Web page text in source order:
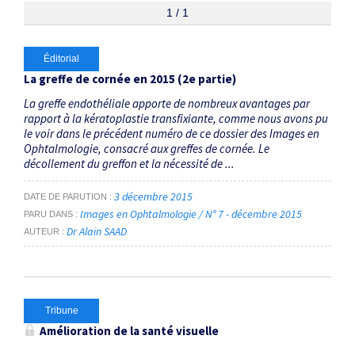
1 / 1
Éditorial
La greffe de cornée en 2015 (2e partie)
La greffe endothéliale apporte de nombreux avantages par
rapport à la kératoplastie transfixiante, comme nous avons pu
le voir dans le précédent numéro de ce dossier des Images en
Ophtalmologie, consacré aux greffes de cornée. Le
décollement du greffon et la nécessité de ...
DATE DE PARUTION 3 décembre 2015
PARU DANS Images en Ophtalmologie / N° 7 - décembre 2015
AUTEUR Dr Alain SAAD
Tribune
Amélioration de la santé visuelle